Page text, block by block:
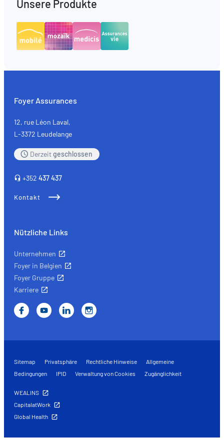
Unsere Produkte
Foyer Assurances
12, rue Léon Laval,
L-3372 Leudelange
Derzeitgeschlossen
+352 437 437
Kontakt
Nützliche Links
Unternehmen
Foyer in Belgien
Foyer Gruppe
Karriere
Sitemap Privatsphäre Rechtliche Hinweise
Allgemeine
Bedingungen
IPID Verwaltung von Cookies Zugänglichkeit
WEALINS
CapitalatWork
Global Health